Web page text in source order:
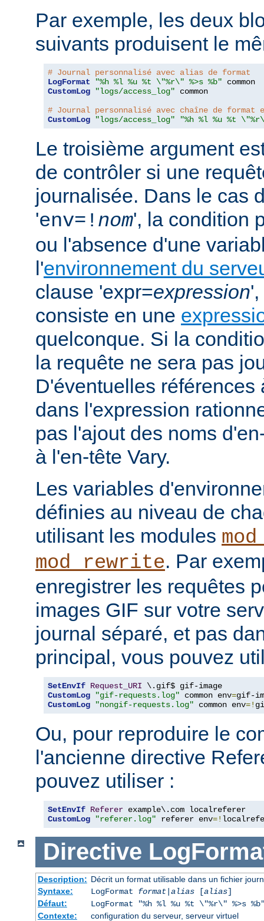
Par exemple, les deux
suivants produisent le
# Journal personnalisé avec alias de format
LogFormat
"%h %l %u %t \"%r\" %>s %b"
CustomLog
"logs/access_log" common
# Journal personnalisé avec chaîne de format
CustomLog
"logs/access_log" "%h %l %u %t
Le troisième argument
de contrôler si une
journalisée. Dans le cas
'env=! nom', la condition
ou l'absence d'une
l'environnement du
clause 'expr=expression
consiste en une
quelconque. Si la
la requête ne sera pas
D'éventuelles références
dans l'expression
pas l'ajout des noms
à l'en-tête Vary.
Les variables
définies au niveau de
utilisant les modules
mod_rewrite. Par
enregistrer les requêtes
images GIF sur votre
journal séparé, et pas
principal, vous pouvez
SetEnvIf Request_URI
CustomLog
"gif-requests.log" common env=
CustomLog
"nongif-requests.log" common env=!
Ou, pour reproduire le
l'ancienne directive
pouvez utiliser :
SetEnvIf Referer
CustomLog
"referer.log" referer env=!
Directive
Description: Décrit un format utilisable dans un fichier
Syntaxe:
LogFormat format| alias[alias]
Défaut:
LogFormat "%h %l %u %t \"%r\" %>s
Contexte:
configuration du serveur, serveur virtuel